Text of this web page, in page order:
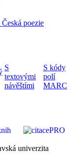
poezie
S
textovými
návěštími
S kódy
polí
MARC
univerzita